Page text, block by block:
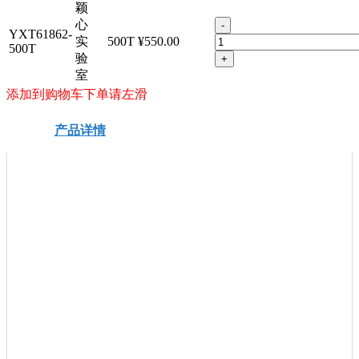
YXT61862-
500T
颖
心
实
验
室
500T ¥550.00
-
+
添加到购物车下单请左滑
产品详情